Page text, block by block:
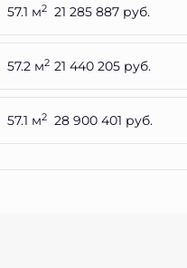
57.1 м2 21 285 887 руб.
57.2 м2 21 440 205 руб.
57.1 м2 28 900 401 руб.